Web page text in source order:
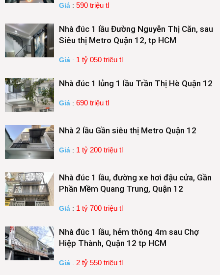
Giá : 590 triệu tl
Nhà đúc 1 lầu Đường Nguyễn Thị Căn, sau
Siêu thị Metro Quận 12, tp HCM
Giá : 1 tỷ 050 triệu tl
Nhà đúc 1 lủng 1 lầu Trần Thị Hè Quận 12
Giá : 690 triệu tl
Nhà 2 lầu Gần siêu thị Metro Quận 12
Giá : 1 tỷ 200 triệu tl
Nhà đúc 1 lầu, đường xe hơi đậu cửa, Gần
Phần Mềm Quang Trung, Quận 12
Giá : 1 tỷ 700 triệu tl
Nhà đúc 1 lầu, hẻm thông 4m sau Chợ
Hiệp Thành, Quận 12 tp HCM
Giá : 2 tỷ 550 triệu tl